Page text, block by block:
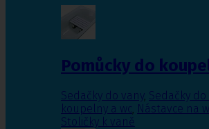
Pomůcky do
Sedačky do vany, Sedačky
koupelny a wc, Nástavce na
Stoličky k vaně